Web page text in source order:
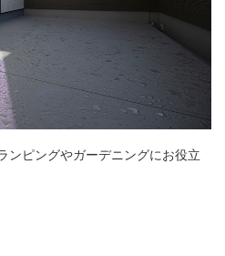
ンピングやガーデニングにお役立